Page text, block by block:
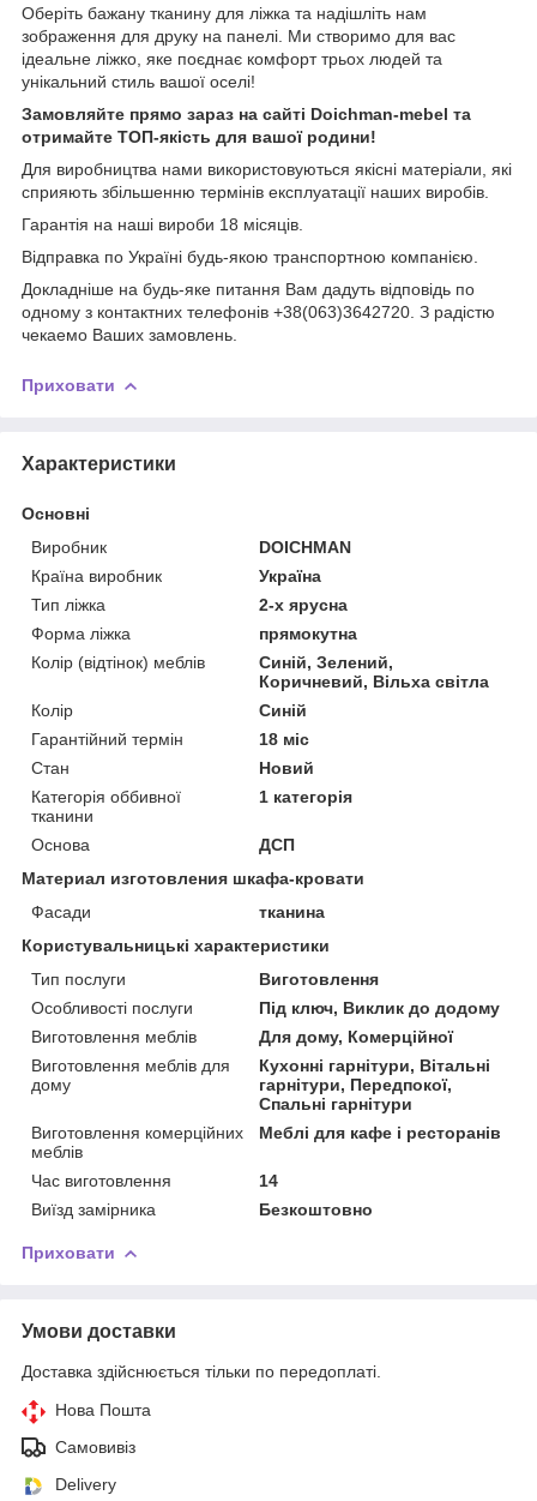
Оберіть бажану тканину для ліжка та надішліть нам
зображення для друку на панелі. Ми створимо для вас
ідеальне ліжко, яке поєднає комфорт трьох людей та
унікальний стиль вашої оселі!
Замовляйте прямо зараз на сайті Doichman-mebel та
отримайте ТОП-якість для вашої родини!
Для виробництва нами використовуються якісні матеріали, які
сприяють збільшенню термінів експлуатації наших виробів.
Гарантія на наші вироби 18 місяців.
Відправка по Україні будь-якою транспортною компанією.
Докладніше на будь-яке питання Вам дадуть відповідь по
одному з контактних телефонів +38(063)3642720. З радістю
чекаемо Ваших замовлень.
Приховати
Характеристики
Основні
Виробник
DOICHMAN
Країна виробник
Україна
Тип ліжка
2-х ярусна
Форма ліжка
прямокутна
Колір (відтінок) меблів
Синій, Зелений,
Коричневий, Вільха світла
Колір
Синій
Гарантійний термін
18 міс
Стан
Новий
Категорія оббивної
тканини
1 категорія
Основа
ДСП
Материал изготовления шкафа-кровати
Фасади
тканина
Користувальницькі характеристики
Тип послуги
Виготовлення
Особливості послуги
Під ключ, Виклик до додому
Виготовлення меблів
Для дому, Комерційної
Виготовлення меблів для
дому
Кухонні гарнітури, Вітальні
гарнітури, Передпокої,
Спальні гарнітури
Виготовлення комерційних
меблів
Меблі для кафе і ресторанів
Час виготовлення
14
Виїзд замірника
Безкоштовно
Приховати
Умови доставки
Доставка здійснюється тільки по передоплаті.
Нова Пошта
Самовивіз
Delivery